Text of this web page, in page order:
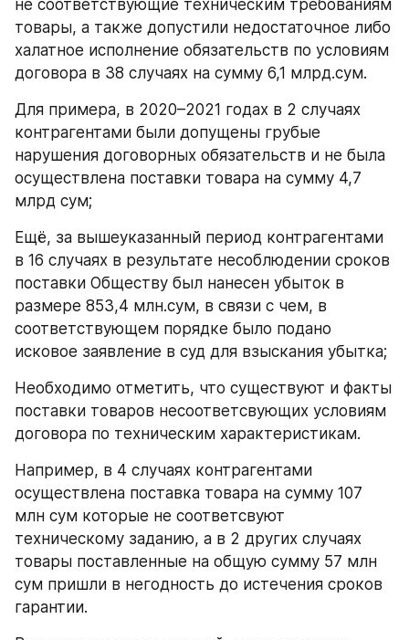
не соответствующие техническим требованиям
товары, а также допустили недостаточное либо
халатное исполнение обязательств по условиям
договора в 38 случаях на сумму 6,1 млрд.сум.
Для примера, в 2020–2021 годах в 2 случаях
контрагентами были допущены грубые
нарушения договорных обязательств и не была
осуществлена поставки товара на сумму 4,7
млрд сум;
Ещё, за вышеуказанный период контрагентами
в 16 случаях в результате несоблюдении сроков
поставки Обществу был нанесен убыток в
размере 853,4 млн.сум, в связи с чем, в
соответствующем порядке было подано
исковое заявление в суд для взыскания убытка;
Необходимо отметить, что существуют и факты
поставки товаров несоответсвующих условиям
договора по техническим характеристикам.
Например, в 4 случаях контрагентами
осуществлена поставка товара на сумму 107
млн сум которые не соответсвуют
техническому заданию, а в 2 других случаях
товары поставленные на общую сумму 57 млн
сум пришли в негодность до истечения сроков
гарантии.